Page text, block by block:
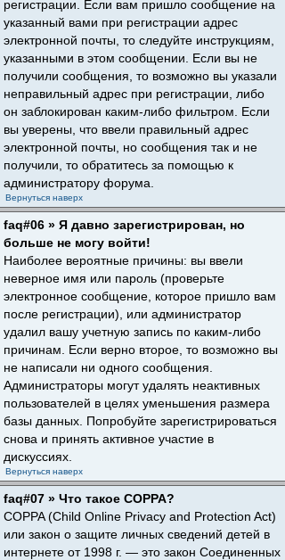
регистрации. Если вам пришло сообщение на
указанный вами при регистрации адрес
электронной почты, то следуйте инструкциям,
указанными в этом сообщении. Если вы не
получили сообщения, то возможно вы указали
неправильный адрес при регистрации, либо
он заблокирован каким-либо фильтром. Если
вы уверены, что ввели правильный адрес
электронной почты, но сообщения так и не
получили, то обратитесь за помощью к
администратору форума.
Вернуться наверх
faq#06 » Я давно зарегистрирован, но
больше не могу войти!
Наиболее вероятные причины: вы ввели
неверное имя или пароль (проверьте
электронное сообщение, которое пришло вам
после регистрации), или администратор
удалил вашу учетную запись по каким-либо
причинам. Если верно второе, то возможно вы
не написали ни одного сообщения.
Администраторы могут удалять неактивных
пользователей в целях уменьшения размера
базы данных. Попробуйте зарегистрироваться
снова и принять активное участие в
дискуссиях.
Вернуться наверх
faq#07 » Что такое COPPA?
COPPA (Child Online Privacy and Protection Act)
или закон о защите личных сведений детей в
интернете от 1998 г. — это закон Соединенных